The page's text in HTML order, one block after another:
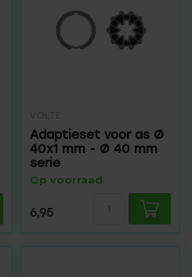
VOLTE
Adaptieset voor as Ø
40x1 mm - Ø 40 mm
serie
Op voorraad
6,95